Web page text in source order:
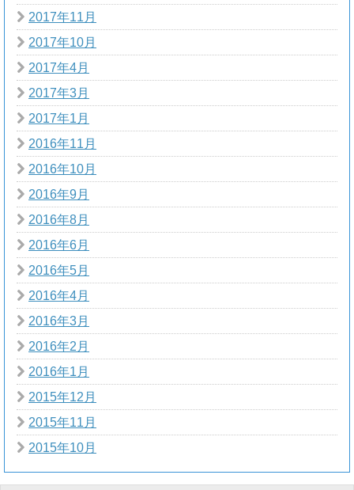
2017年11月
2017年10月
2017年4月
2017年3月
2017年1月
2016年11月
2016年10月
2016年9月
2016年8月
2016年6月
2016年5月
2016年4月
2016年3月
2016年2月
2016年1月
2015年12月
2015年11月
2015年10月